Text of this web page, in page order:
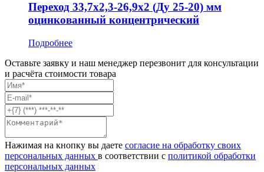
Переход 33,7x2,3-26,9x2 (Ду 25-20) мм
оцинкованный концентрический
Подробнее
Оставьте заявку и наш менеджер перезвонит для консультации
и расчёта стоимости товара
Нажимая на кнопку вы даете согласие на обработку своих
персональных данных в соответствии с политикой обработки
персональных данных